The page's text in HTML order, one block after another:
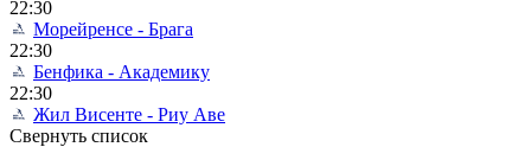
22:30
Морейренсе - Брага
22:30
Бенфика - Академику
22:30
Жил Висенте - Риу Аве
Свернуть список